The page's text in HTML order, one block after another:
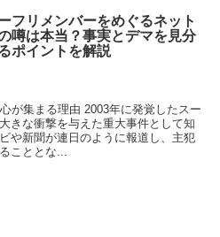
フリメンバーをめぐるネット
の噂は本当？事実とデマを見分
ポイントを解説
が集まる理由 2003年に発覚したスー
きな衝撃を与えた重大事件として知
や新聞が連日のように報道し、主犯
こととな...